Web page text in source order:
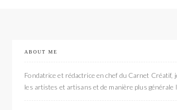
ABOUT ME
Fondatrice et rédactrice en chef du Carnet Créatif,
les artistes et artisans et de manière plus générale